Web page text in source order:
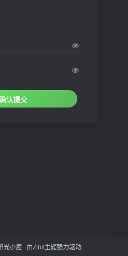
认提交
光小屋 · 由Zibll主题强力驱动.